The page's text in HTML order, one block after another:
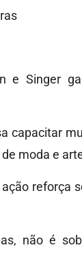
e Singer
capacitar
moda e
reforça
não é